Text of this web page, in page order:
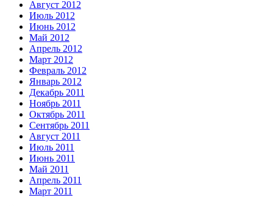
Август 2012
Июль 2012
Июнь 2012
Май 2012
Апрель 2012
Март 2012
Февраль 2012
Январь 2012
Декабрь 2011
Ноябрь 2011
Октябрь 2011
Сентябрь 2011
Август 2011
Июль 2011
Июнь 2011
Май 2011
Апрель 2011
Март 2011